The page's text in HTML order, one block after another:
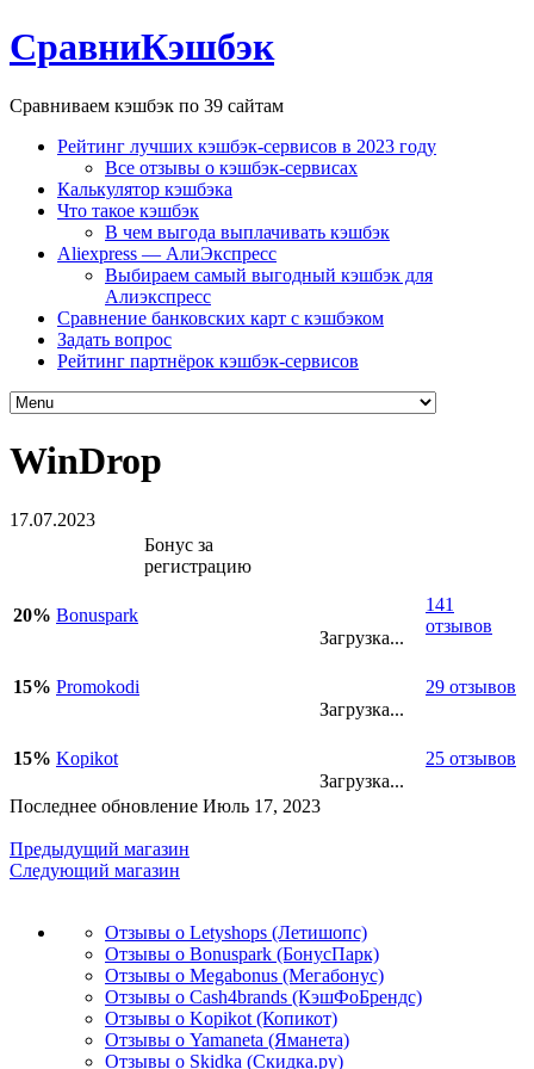
СравниКэшбэк
Сравниваем кэшбэк по 39 сайтам
Рейтинг лучших кэшбэк-сервисов в 2023 году
Все отзывы о кэшбэк-сервисах
Калькулятор кэшбэка
Что такое кэшбэк
В чем выгода выплачивать кэшбэк
Aliexpress — АлиЭкспресс
Выбираем самый выгодный кэшбэк для
Алиэкспресс
Сравнение банковских карт с кэшбэком
Задать вопрос
Рейтинг партнёрок кэшбэк-сервисов
WinDrop
17.07.2023
Бонус за
регистрацию
20% Bonuspark
Загрузка...
141
отзывов
15% Promokodi
Загрузка...
29 отзывов
15% Kopikot
Загрузка...
25 отзывов
Последнее обновление Июль 17, 2023
Предыдущий магазин
Следующий магазин
Отзывы о Letyshops (Летишопс)
Отзывы о Bonuspark (БонусПарк)
Отзывы о Megabonus (Мегабонус)
Отзывы о Cash4brands (КэшФоБрендс)
Отзывы о Kopikot (Копикот)
Отзывы о Yamaneta (Яманета)
Отзывы о Skidka (Скидка.ру)